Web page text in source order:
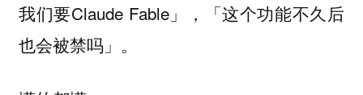
我们要Claude Fable」，「这个功能不久后
也会被禁吗」。